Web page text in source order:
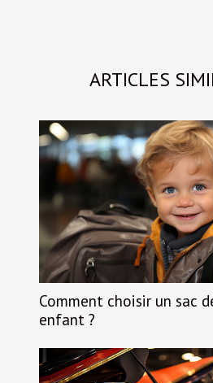
ARTICLES
Comment choisir un sac
enfant ?